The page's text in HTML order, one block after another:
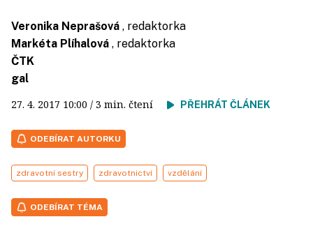
Veronika Neprašová , redaktorka
Markéta Plíhalová , redaktorka
ČTK
gal
27. 4. 2017 10:00 / 3 min. čtení PŘEHRÁT ČLÁNEK
ODEBÍRAT AUTORKU
zdravotní sestry zdravotnictví vzdělání
ODEBÍRAT TÉMA